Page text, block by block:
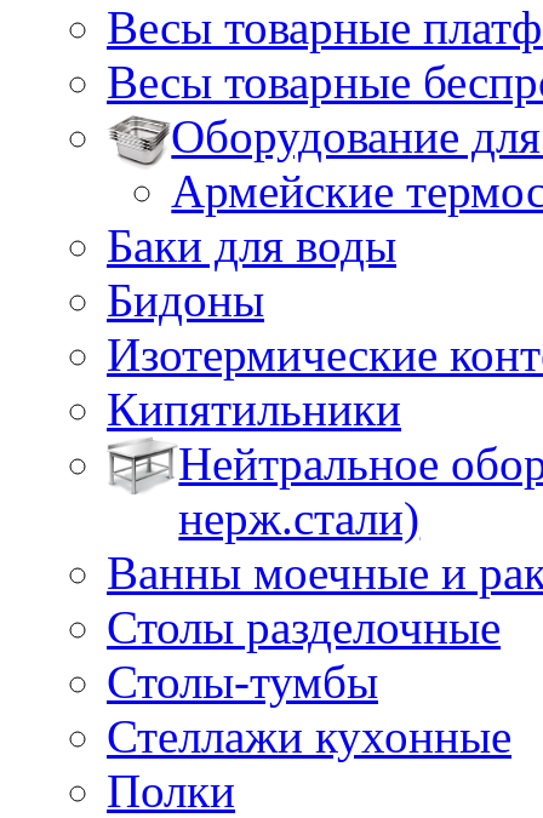
Весы товарные
Весы товарные
Оборудование
Армейские
Баки для воды
Бидоны
Изотермические
Кипятильники
Нейтральное
нерж.стали)
Ванны моечные и
Столы разделочные
Столы-тумбы
Стеллажи кухонные
Полки